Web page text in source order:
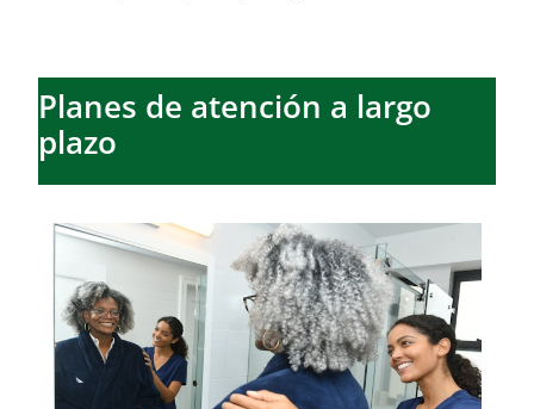
Planes de atención a largo
plazo